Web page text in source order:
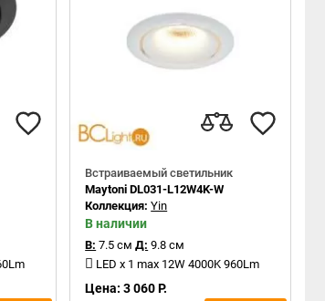
Встраиваемый светильник
Maytoni DL031-L12W4K-W
Коллекция:Yin
В наличии
В: 7.5 см Д: 9.8 см
LED x 1 max 12W 4000K 960Lm
Цена: 3 060 Р.